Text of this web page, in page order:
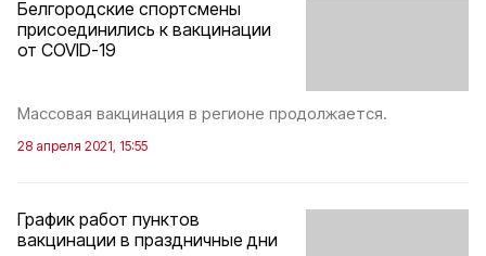
Белгородские спортсмены
присоединились к вакцинации
от COVID-19
Массовая вакцинация в регионе продолжается.
28 апреля 2021, 15:55
График работ пунктов
вакцинации в праздничные дни